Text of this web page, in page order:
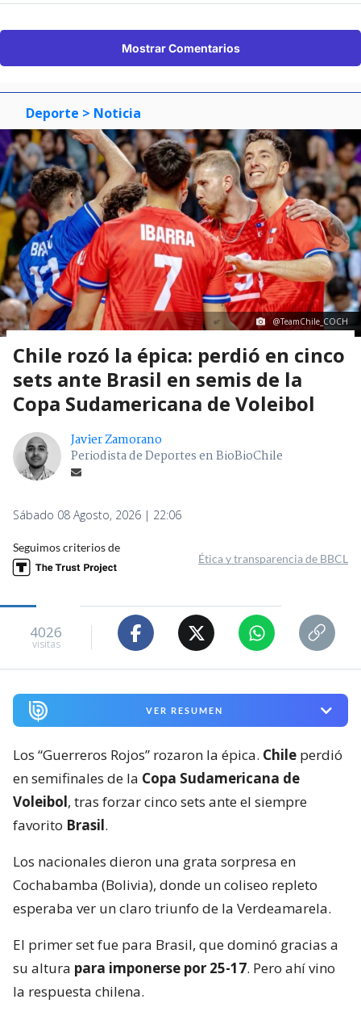
Mostrar Comentarios
Deporte > Noticia
@TeamChile_COCH
Chile rozó la épica: perdió en cinco
sets ante Brasil en semis de la
Copa Sudamericana de Voleibol
Javier Zamorano
Periodista de Deportes en BioBioChile
Sábado 08 Agosto, 2026 | 22:06
Seguimos criterios de
Ética y transparencia de BBCL
4026
visitas
VER RESUMEN
Los “Guerreros Rojos” rozaron la épica. Chile perdió
en semifinales de la Copa Sudamericana de
Voleibol, tras forzar cinco sets ante el siempre
favorito Brasil.
Los nacionales dieron una grata sorpresa en
Cochabamba (Bolivia), donde un coliseo repleto
esperaba ver un claro triunfo de la Verdeamarela.
El primer set fue para Brasil, que dominó gracias a
su altura para imponerse por 25-17. Pero ahí vino
la respuesta chilena.